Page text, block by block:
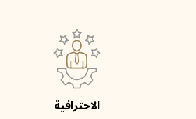
الاحترافية